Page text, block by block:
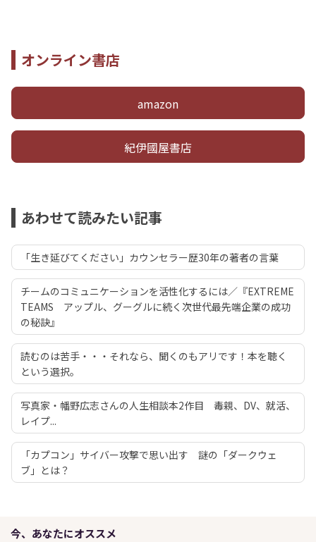
オンライン書店
amazon
紀伊國屋書店
あわせて読みたい記事
「生き延びてください」カウンセラー歴30年の著者の言葉
チームのコミュニケーションを活性化するには／『EXTREME
TEAMS アップル、グーグルに続く次世代最先端企業の成功
の秘訣』
読むのは苦手・・・それなら、聞くのもアリです！本を聴く
という選択。
写真家・幡野広志さんの人生相談本2作目 毒親、DV、就活、
レイプ...
「カプコン」サイバー攻撃で思い出す 謎の「ダークウェ
ブ」とは？
今、あなたにオススメ